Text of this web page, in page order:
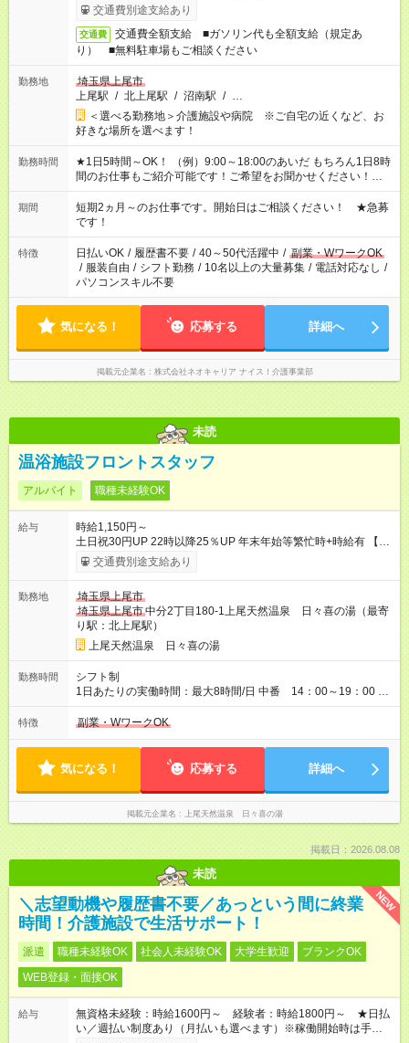
交通費別途支給あり
交通費
交通費全額支給 ■ガソリン代も全額支給（規定あ
り） ■無料駐車場もご相談ください
勤務地
埼玉県上尾市
上尾駅 / 北上尾駅 / 沼南駅 / …
＜選べる勤務地＞介護施設や病院 ※ご自宅の近くなど、お
好きな場所を選べます！
勤務時間
★1日5時間～OK！ （例）9:00～18:00のあいだ もちろん1日8時
間のお仕事もご紹介可能です！ご希望をお聞かせください！★家
庭の都合でお休みが必要な場合も遠慮なくご相談ください。 ※
週最低15時間以上の勤務が必要です
期間
短期2ヵ月～のお仕事です。開始日はご相談ください！ ★急募
です！
特徴 日払いOK / 履歴書不要 / 40～50代活躍中 / 副業・WワークOK
/ 服装自由 / シフト勤務 / 10名以上の大量募集 / 電話対応なし /
パソコンスキル不要
気になる！ 応募する 詳細へ
掲載元企業名 株式会社ネオキャリア ナイス！介護事業部
未読
温浴施設フロントスタッフ
アルバイト 職種未経験OK
給与
時給1,150円～
土日祝30円UP 22時以降25％UP 年末年始等繁忙時+時給有 【試
用期間】試用期間あり 試用期間の長さ：2週間 雇用形態、給与
は本採用時と同じです。
交通費別途支給あり
勤務地
埼玉県上尾市
埼玉県上尾市中分2丁目180-1上尾天然温泉 日々喜の湯（最寄
り駅：北上尾駅）
上尾天然温泉 日々喜の湯
勤務時間
シフト制
1日あたりの実働時間：最大8時間/日 中番 14：00～19：00 遅
番 19：00～25：00 ※土日どちらか勤務可能な方
特徴 副業・WワークOK
気になる！ 応募する 詳細へ
掲載元企業名 上尾天然温泉 日々喜の湯
掲載日：2026.08.08
未読
NEW
＼志望動機や履歴書不要／あっという間に終業
時間！介護施設で生活サポート！
派遣 職種未経験OK 社会人未経験OK 大学生歓迎
ブランクOK
WEB登録・面接OK
給与
無資格未経験：時給1600円～ 経験者：時給1800円～ ★日払
い／週払い制度あり（月払いも選べます）※稼働開始時は手続き